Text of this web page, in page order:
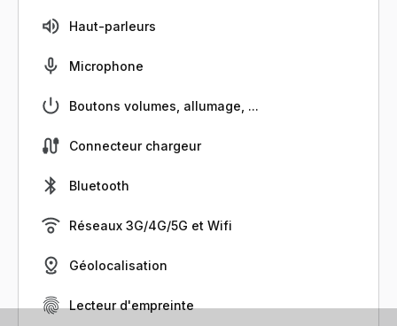
Haut-parleurs
Microphone
Boutons volumes, allumage, ...
Connecteur chargeur
Bluetooth
Réseaux 3G/4G/5G et Wifi
Géolocalisation
Lecteur d'empreinte